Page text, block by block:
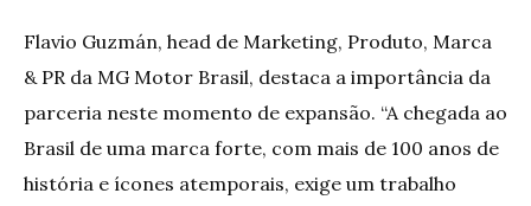
Flavio Guzmán, head de Marketing, Produto, Marca
& PR da MG Motor Brasil, destaca a importância da
parceria neste momento de expansão. “A chegada ao
Brasil de uma marca forte, com mais de 100 anos de
história e ícones atemporais, exige um trabalho